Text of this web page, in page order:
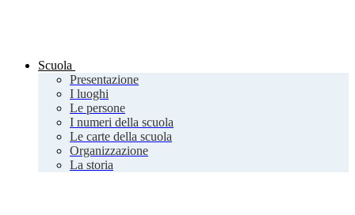
Scuola
Presentazione
I luoghi
Le persone
I numeri della scuola
Le carte della scuola
Organizzazione
La storia